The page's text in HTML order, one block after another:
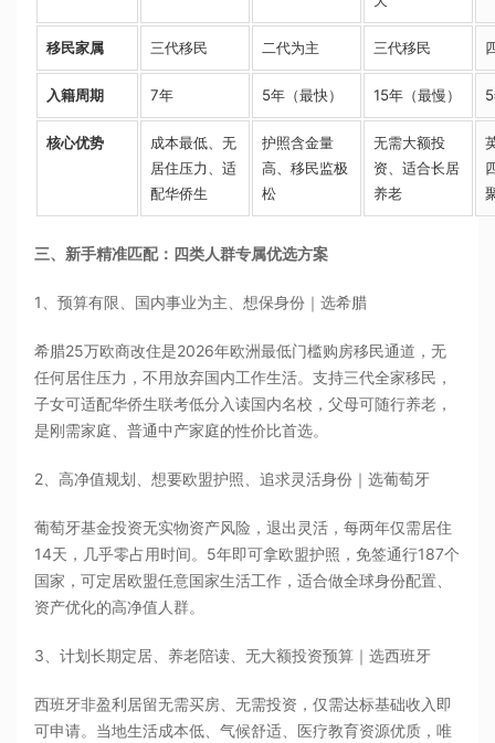
移民家属 三代移民 二代为主 三代移民
入籍周期 7年 5年（最快） 15年（最慢）
核心优势
成本最低、无
居住压力、适
配华侨生
护照含金量
高、移民监极
松
无需大额投
资、适合长居
养老
三、新手精准匹配：四类人群专属优选方案
1、预算有限、国内事业为主、想保身份｜选希腊
希腊25万欧商改住是2026年欧洲最低门槛购房移民通道，无
任何居住压力，不用放弃国内工作生活。支持三代全家移民，
子女可适配华侨生联考低分入读国内名校，父母可随行养老，
是刚需家庭、普通中产家庭的性价比首选。
2、高净值规划、想要欧盟护照、追求灵活身份｜选葡萄牙
葡萄牙基金投资无实物资产风险，退出灵活，每两年仅需居住
14天，几乎零占用时间。5年即可拿欧盟护照，免签通行187个
国家，可定居欧盟任意国家生活工作，适合做全球身份配置、
资产优化的高净值人群。
3、计划长期定居、养老陪读、无大额投资预算｜选西班牙
西班牙非盈利居留无需买房、无需投资，仅需达标基础收入即
可申请。当地生活成本低、气候舒适、医疗教育资源优质，唯